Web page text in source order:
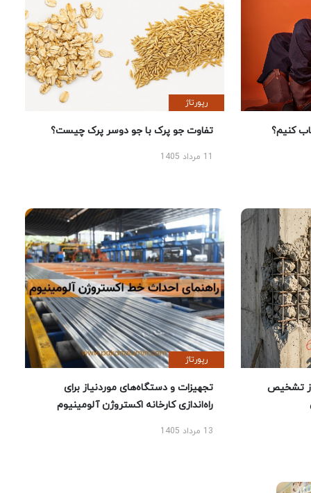
کنیم؟
رپورتاژ
تفاوت جو پرک با جو دوسر پرک چیست؟
تشخیص
رپورتاژ
تجهیزات و دستگاه‌های موردنیاز برای
راه‌اندازی کارخانه اکستروژن آلومینیوم
13 مرداد 1405